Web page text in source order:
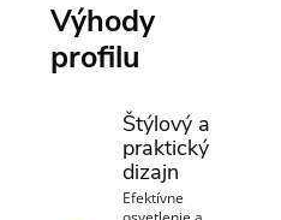
Výhody
profilu
Štýlový a
praktický
dizajn
Efektívne